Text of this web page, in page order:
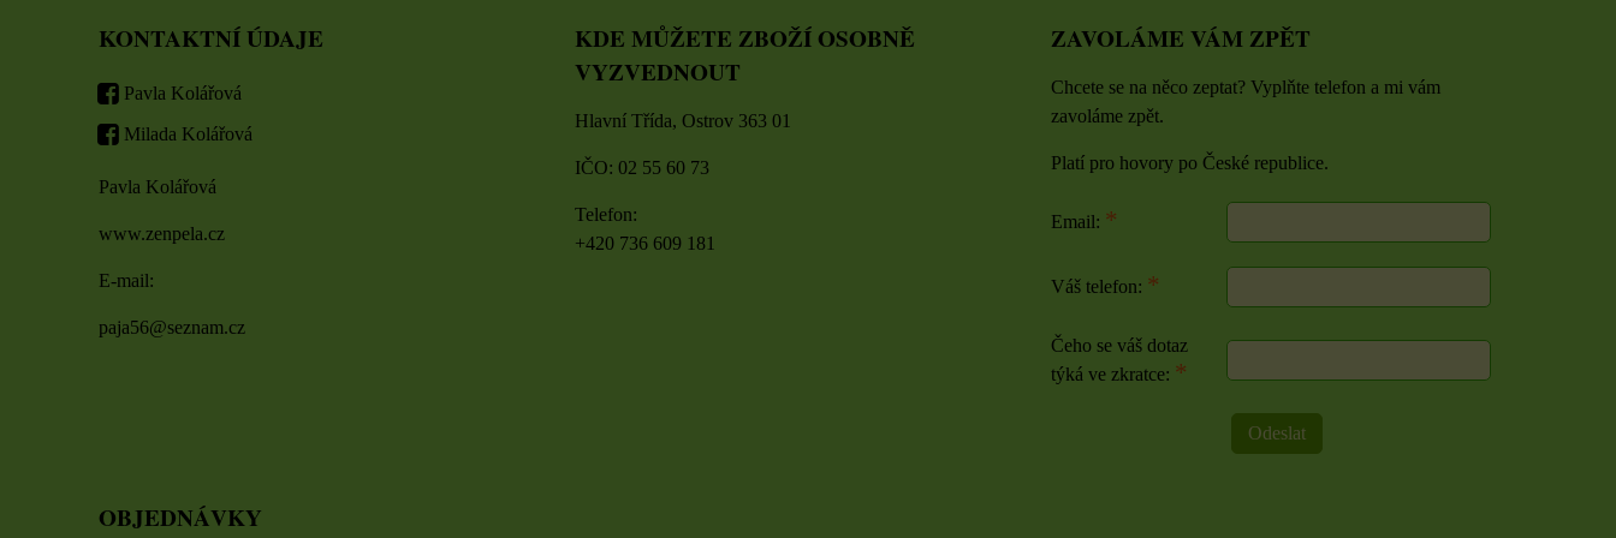
KONTAKTNÍ ÚDAJE
Pavla Kolářová
Milada Kolářová
Pavla Kolářová
www.zenpela.cz
E-mail:
paja56@seznam.cz
OBJEDNÁVKY
KDE MŮŽETE ZBOŽÍ OSOBNĚ
VYZVEDNOUT
Hlavní Třída, Ostrov 363 01
IČO: 02 55 60 73
Telefon:
+420 736 609 181
ZAVOLÁME VÁM ZPĚT
Chcete se na něco zeptat? Vyplňte telefon a mi vám
zavoláme zpět.
Platí pro hovory po České republice.
Email: *
Váš telefon: *
Čeho se váš dotaz
týká ve zkratce: *
Odeslat